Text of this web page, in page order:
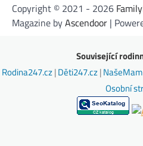
Copyright © 2021 - 2026
Magazine byAscendoor |
Související
Rodina247.cz|Děti247.cz|
Osobní